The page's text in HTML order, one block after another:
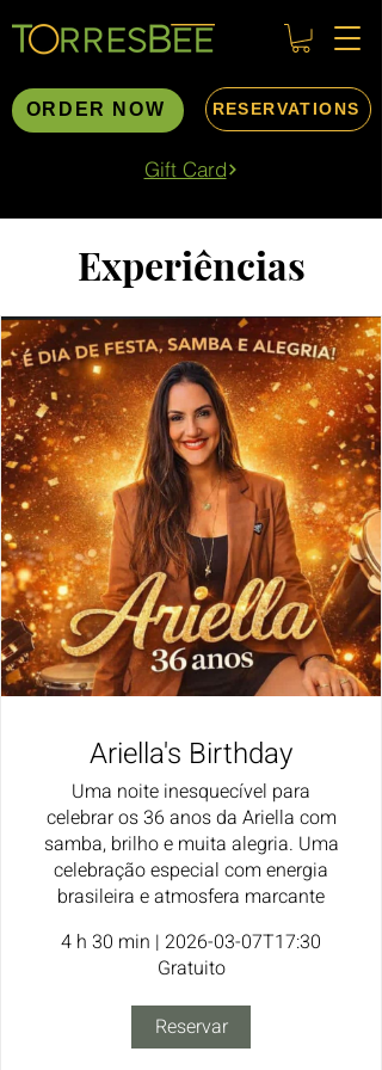
ORDER NOW RESERVATIONS
Gift Card
Experiências
Ariella's Birthday
Uma noite inesquecível para
celebrar os 36 anos da Ariella com
samba, brilho e muita alegria. Uma
celebração especial com energia
brasileira e atmosfera marcante
4 h 30 min | 2026-03-07T17:30
Gratuito
Reservar